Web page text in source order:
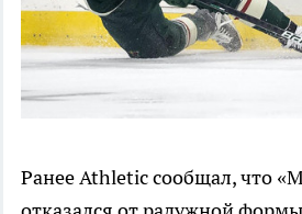
Ранее Athletic сообщал, что